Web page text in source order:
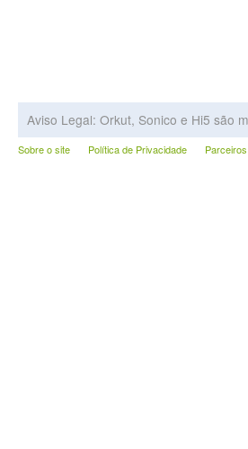
Aviso Legal: Orkut, Sonico e Hi5 são
Sobre o site Política de Privacidade Parceiros